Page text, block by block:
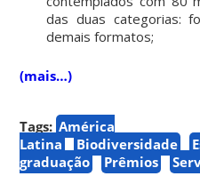
das duas categorias:
demais formatos;
(mais…)
Tags: América
Latina
Biodiversidade
graduação
Prêmios